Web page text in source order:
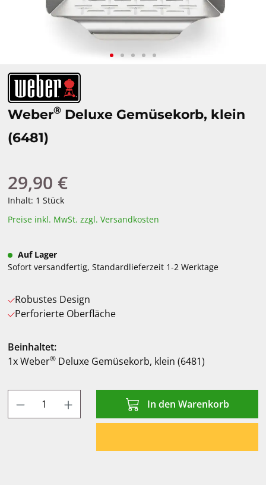
Weber® Deluxe Gemüsekorb, klein
(6481)
Regulärer Preis:
29,90 €
Inhalt: 1 Stück
Preise inkl. MwSt. zzgl. Versandkosten
Auf Lager
Sofort versandfertig, Standardlieferzeit 1-2 Werktage
Robustes Design
Perforierte Oberfläche
Beinhaltet:
1x Weber® Deluxe Gemüsekorb, klein (6481)
Produkt Anzahl: Gib den gewünschten
In den Warenkorb